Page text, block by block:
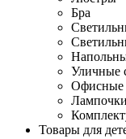
Бра
Уличные
Офисные
Лампочки
Товары для